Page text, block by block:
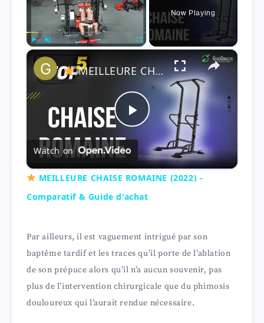
Now Playing
×
P
a
y
V
i
MEILLEURE CHAISE ROMAINE (2022) - Comparatif & Guide d'achat
Watch on
MEILLEURE CHAISE ROMAINE (2022) -
Comparatif & Guide d'achat
Par ailleurs, il est vaguement intrigué par son
baptême tardif et les traces qu’il porte de l’ablation
de son prépuce alors qu’il n’a aucun souvenir, pas
plus de l’intervention chirurgicale que du phimosis
douloureux qui l’aurait rendue nécessaire.